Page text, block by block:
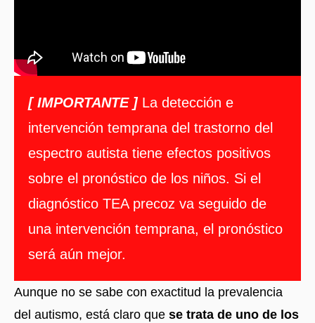
[ IMPORTANTE ] La detección e
intervención temprana del trastorno del
espectro autista tiene efectos positivos
sobre el pronóstico de los niños. Si el
diagnóstico TEA precoz va seguido de
una intervención temprana, el pronóstico
será aún mejor.
Aunque no se sabe con exactitud la prevalencia
del autismo, está claro que se trata de uno de los